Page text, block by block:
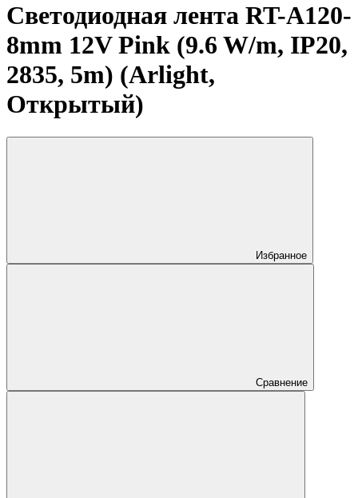
Светодиодная лента RT-A120-
8mm 12V Pink (9.6 W/m, IP20,
2835, 5m) (Arlight,
Открытый)
Избранное
Сравнение